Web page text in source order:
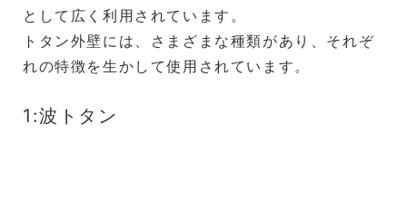
として広く利用されています。
トタン外壁には、さまざまな種類があり、それぞ
れの特徴を生かして使用されています。
1:波トタン